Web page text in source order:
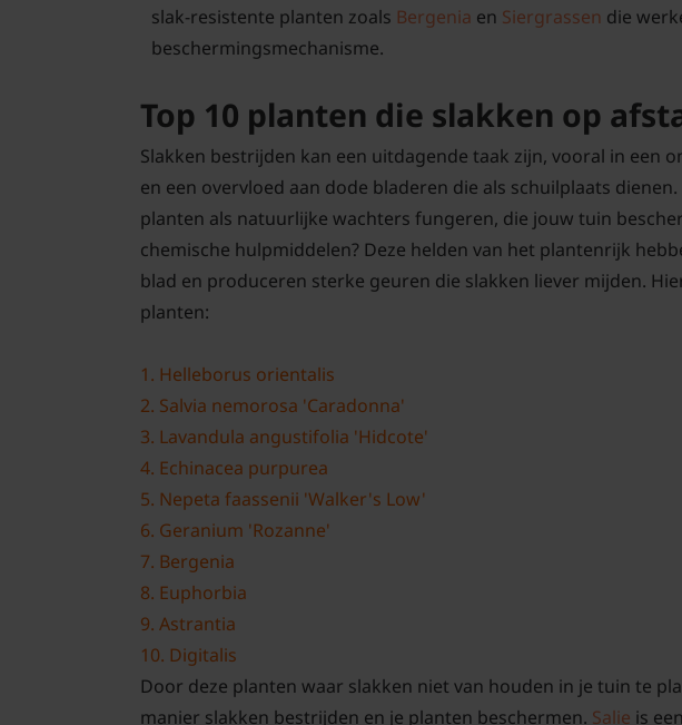
slak-resistente planten zoals Bergenia en Siergrassen die
beschermingsmechanisme.
Top 10 planten die slakken op
Slakken bestrijden kan een uitdagende taak zijn, vooral in een
en een overvloed aan dode bladeren die als schuilplaats
planten als natuurlijke wachters fungeren, die jouw tuin
chemische hulpmiddelen? Deze helden van het plantenrijk
blad en produceren sterke geuren die slakken liever mijden.
planten:
1. Helleborus orientalis
2. Salvia nemorosa 'Caradonna'
3. Lavandula angustifolia 'Hidcote'
4. Echinacea purpurea
5. Nepeta faassenii 'Walker's Low'
6. Geranium 'Rozanne'
7. Bergenia
8. Euphorbia
9. Astrantia
10. Digitalis
Door deze planten waar slakken niet van houden in je tuin te
manier slakken bestrijden en je planten beschermen. Salie is